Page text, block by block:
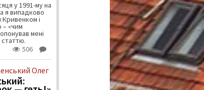
у 1991-му на
я випадково
Кривенком і
– «чим
мені
506
Олег